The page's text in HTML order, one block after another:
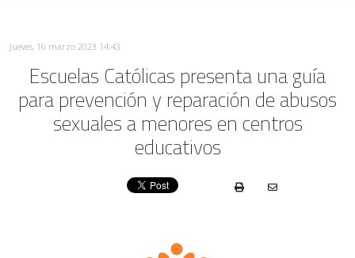
Jueves, 16 marzo 2023 14:43
Escuelas Católicas presenta una guía
para prevención y reparación de abusos
sexuales a menores en centros
educativos